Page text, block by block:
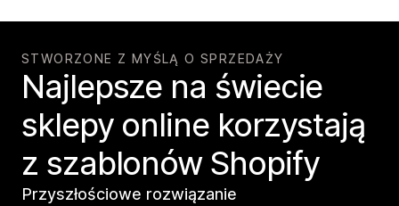
STWORZONE Z MYŚLĄ O SPRZEDAŻY
Najlepsze na świecie
sklepy online korzystają
z szablonów Shopify
Przyszłościowe rozwiązanie